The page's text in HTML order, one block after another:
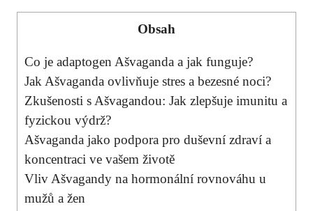
Obsah
Co je adaptogen⁣ Ašvaganda‍ a jak funguje?
Jak Ašvaganda ovlivňuje stres‌ a bezesné noci?
Zkušenosti s Ašvagandou: Jak zlepšuje imunitu a
fyzickou ‌výdrž?
Ašvaganda jako podpora pro duševní zdraví a
koncentraci ve vašem životě
Vliv Ašvagandy na ‍hormonální rovnováhu ​u
mužů ⁤a ⁢žen